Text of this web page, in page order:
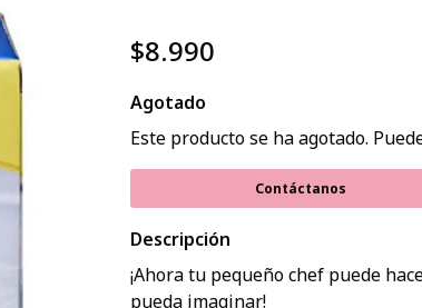
$8.990
Agotado
Este producto se ha agotado.
Contáctanos
Descripción
¡Ahora tu pequeño chef puede
pueda imaginar!